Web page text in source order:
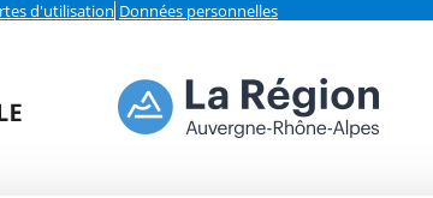
d'utilisation Données personnelles